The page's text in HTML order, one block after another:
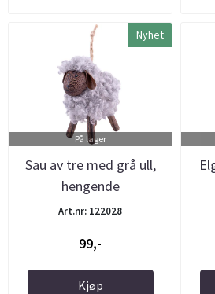
Nyhet
På lager
Sau av tre med grå ull,
hengende
Art.nr: 122028
99,-
Kjøp